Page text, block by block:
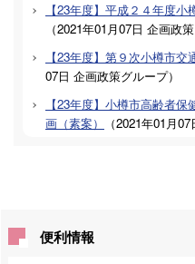
【23年度】平成２４年度小
（2021年01月07日 企画政
【23年度】第９次小樽市交
07日 企画政策グループ）
【23年度】小樽市高齢者
画（素案）
（2021年01月07
便利情報